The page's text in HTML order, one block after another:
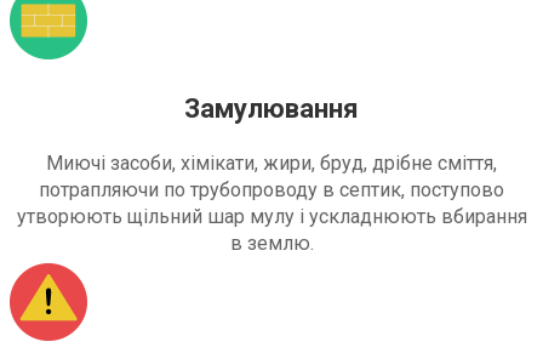
Замулювання
Миючі засоби, хімікати, жири, бруд, дрібне сміття,
потрапляючи по трубопроводу в септик, поступово
утворюють щільний шар мулу і ускладнюють вбирання
в землю.